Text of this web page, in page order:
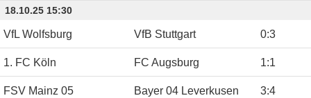
18.10.25 15:30
VfL Wolfsburg VfB Stuttgart 0:3
1. FC Köln FC Augsburg 1:1
FSV Mainz 05 Bayer 04 Leverkusen 3:4